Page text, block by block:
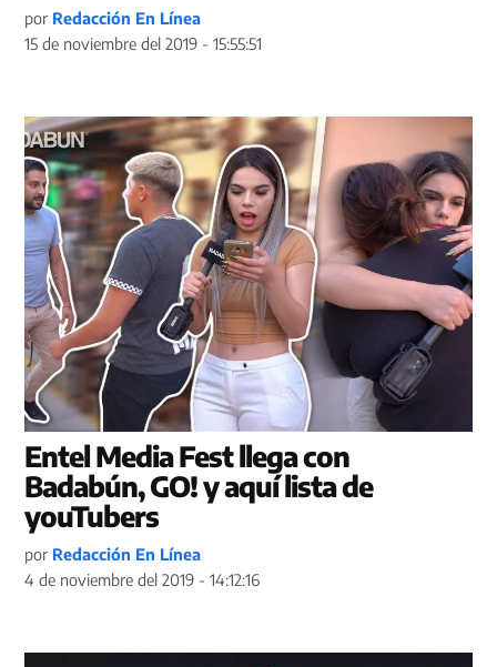
por Redacción En Línea
15 de noviembre del 2019 - 15:55:51
Entel Media Fest llega con
Badabún, GO! y aquí lista de
youTubers
por Redacción En Línea
4 de noviembre del 2019 - 14:12:16